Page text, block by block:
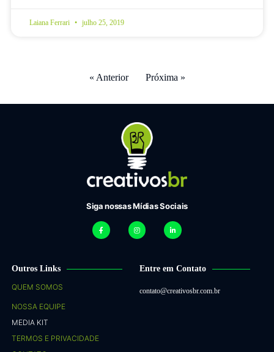
Laiana Ferrari julho 25, 2019
« Anterior Próxima »
Siga nossas Mídias Sociais
Outros Links
QUEM SOMOS
NOSSA EQUIPE
MEDIA KIT
TERMOS E PRIVACIDADE
Entre em Contato
contato@creativosbr.com.br